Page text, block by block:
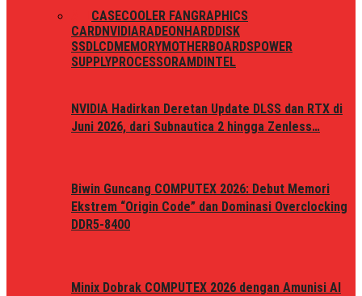
CASECOOLER FAN GRAPHICS
CARDNVIDIARADEON HARDDISK
SSDLCDMEMORYMOTHERBOARDSPOWER
SUPPLYPROCESSORAMD INTEL
NVIDIA Hadirkan Deretan Update DLSS dan RTX di
Juni 2026, dari Subnautica 2 hingga Zenless…
Biwin Guncang COMPUTEX 2026: Debut Memori
Ekstrem “Origin Code” dan Dominasi Overclocking
DDR5-8400
Minix Dobrak COMPUTEX 2026 dengan Amunisi AI